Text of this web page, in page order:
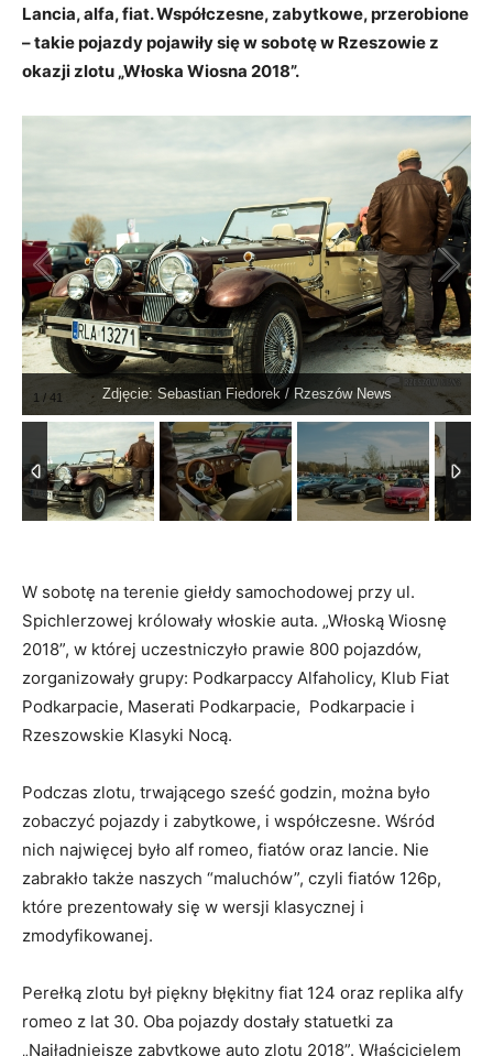
Lancia, alfa, fiat. Współczesne, zabytkowe, przerobione
– takie pojazdy pojawiły się w sobotę w Rzeszowie z
okazji zlotu „Włoska Wiosna 2018”.
1 / 41 Zdjęcie: Sebastian Fiedorek / Rzeszów News
W sobotę na terenie giełdy samochodowej przy ul.
Spichlerzowej królowały włoskie auta. „Włoską Wiosnę
2018”, w której uczestniczyło prawie 800 pojazdów,
zorganizowały grupy: Podkarpaccy Alfaholicy, Klub Fiat
Podkarpacie, Maserati Podkarpacie, Podkarpacie i
Rzeszowskie Klasyki Nocą.
Podczas zlotu, trwającego sześć godzin, można było
zobaczyć pojazdy i zabytkowe, i współczesne. Wśród
nich najwięcej było alf romeo, fiatów oraz lancie. Nie
zabrakło także naszych “maluchów”, czyli fiatów 126p,
które prezentowały się w wersji klasycznej i
zmodyfikowanej.
Perełką zlotu był piękny błękitny fiat 124 oraz replika alfy
romeo z lat 30. Oba pojazdy dostały statuetki za
„Najładniejsze zabytkowe auto zlotu 2018”. Właścicielem